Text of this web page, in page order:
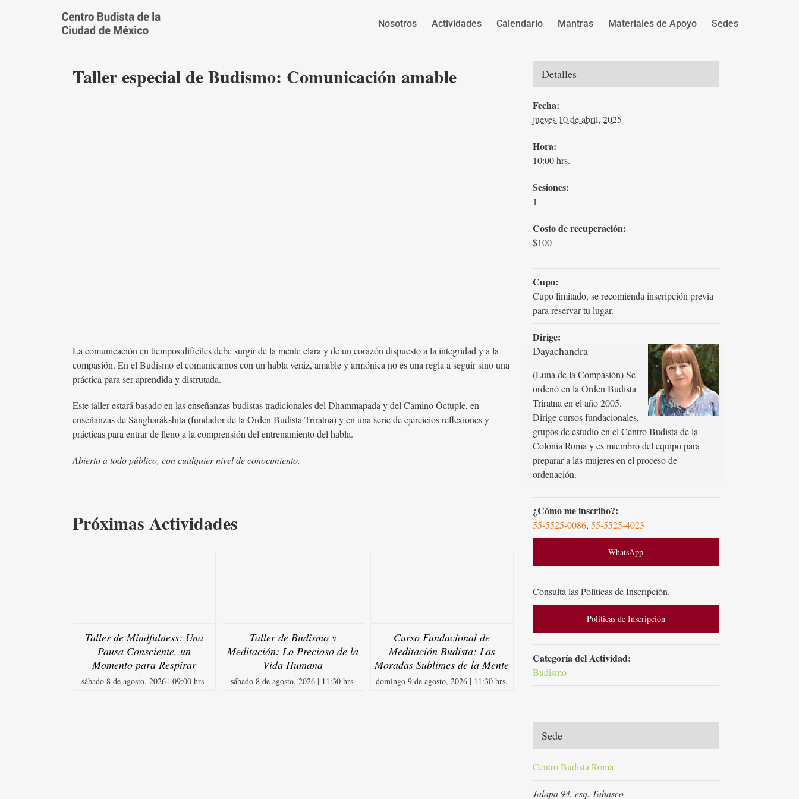
Nosotros Actividades Calendario Mantras Materiales de Apoyo Sedes
Taller especial de Budismo: Comunicación amable
La comunicación en tiempos difíciles debe surgir de la mente clara y de un corazón dispuesto a la integridad y a la
compasión. En el Budismo el comunicarnos con un habla veráz, amable y armónica no es una regla a seguir sino una
práctica para ser aprendida y disfrutada.
Este taller estará basado en las enseñanzas budistas tradicionales del Dhammapada y del Camino Óctuple, en
enseñanzas de Sangharákshita (fundador de la Orden Budista Triratna) y en una serie de ejercicios reflexiones y
prácticas para entrar de lleno a la comprensión del entrenamiento del habla.
Abierto a todo público, con cualquier nivel de conocimiento.
Próximas Actividades
Taller de Mindfulness: Una
Pausa Consciente, un
Momento para Respirar
sábado 8 de agosto, 2026 | 09:00 hrs.
Taller de Budismo y
Meditación: Lo Precioso de la
Vida Humana
sábado 8 de agosto, 2026 | 11:30 hrs.
Curso Fundacional de
Meditación Budista: Las
Moradas Sublimes de la Mente
domingo 9 de agosto, 2026 | 11:30 hrs.
Detalles
Fecha:
jueves 10 de abril, 2025
Hora:
10:00 hrs.
Sesiones:
1
Costo de recuperación:
$100
Cupo:
Cupo limitado, se recomienda inscripción previa
para reservar tu lugar.
Dirige:
Dayachandra
(Luna de la Compasión) Se
ordenó en la Orden Budista
Triratna en el año 2005.
Dirige cursos fundacionales,
grupos de estudio en el Centro Budista de la
Colonia Roma y es miembro del equipo para
preparar a las mujeres en el proceso de
ordenación.
¿Cómo me inscribo?:
55-5525-0086, 55-5525-4023
WhatsApp
Consulta las Políticas de Inscripción.
Políticas de Inscripción
Categoría del Actividad:
Budismo
Sede
Centro Budista Roma
Jalapa 94, esq. Tabasco